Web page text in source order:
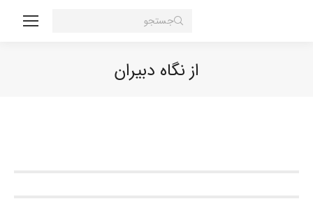
Search:
از نگاه دبیران